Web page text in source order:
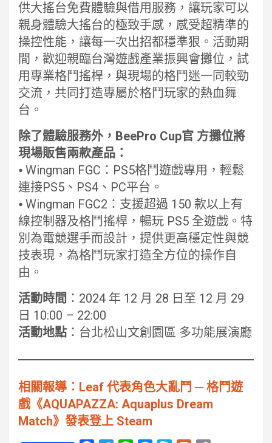
供大搖台免費體驗與借用服務，讓玩家可以
親身體驗大搖台的極致手感，感受超精準的
操控性能，讓每一次出招都穩準狠。活動期
間，歡迎親臨台灣遊戲產業振興會攤位，試
用專業格鬥搖桿，與現場的格鬥迷一同較勁
交流，共同打造專屬於格鬥玩家的熱血舞
台。
除了體驗服務外，BeePro Cup官 方攤位將
現場販售兩款產品：
⦁ Wingman FGC：PS5格鬥遊戲專用，輕鬆
連接PS5、PS4、PC平台。
⦁ Wingman FGC2：支援超過 150 款以上有
線控制器及格鬥搖桿，暢玩 PS5 全遊戲。特
別為電競選手而設計，提供更高穩定性與競
技表現，為格鬥玩家打造全方位的操作自
由。
活動時間 ：2024 年 12 月 28 日至 12 月 29
日 10:00 – 22:00
活動地點 ：台北松山文創園區 多功能展演廳
相關報導︰Leaf 代表角色大亂鬥 ─ 格鬥遊
戲《AQUAPAZZA: Aquaplus Dream
Match》發表登上 Steam